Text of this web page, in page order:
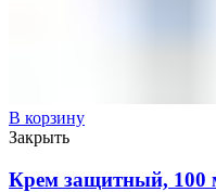
В корзину
Закрыть
Крем защитный,